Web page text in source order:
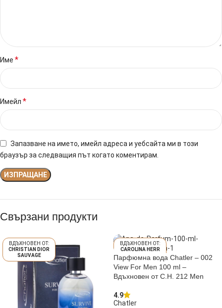
Име *
Имейл *
Запазване на името, имейл адреса и уебсайта ми в този
браузър за следващия път когато коментирам.
Свързани продукти
CHRISTIAN DIOR
SAUVAGE
CAROLINA HERR
ERA 212 MEN
Парфюмна вода Chatler – 002
View For Men 100 ml –
Вдъхновен от C.H. 212 Men
4.9
Chatler